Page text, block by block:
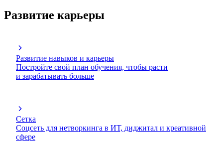
Развитие карьеры
Развитие навыков и карьеры
Постройте свой план обучения, чтобы расти
и зарабатывать больше
Сетка
Соцсеть для нетворкинга в ИТ, диджитал и креативной
сфере